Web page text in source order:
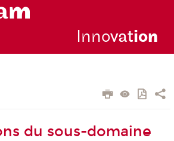
Innovation
du sous-domaine